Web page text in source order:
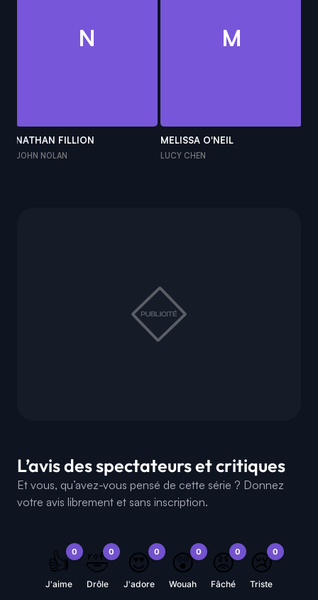
N
NATHAN FILLION
JOHN NOLAN
M
MELISSA O'NEIL
LUCY CHEN
L’avis des spectateurs et critiques
Et vous, qu’avez-vous pensé de cette série ? Donnez
votre avis librement et sans inscription.
0
👍
J'aime
0
🤣
Drôle
0
😍
J'adore
0
😲
Wouah
0
😡
Fâché
0
😢
Triste